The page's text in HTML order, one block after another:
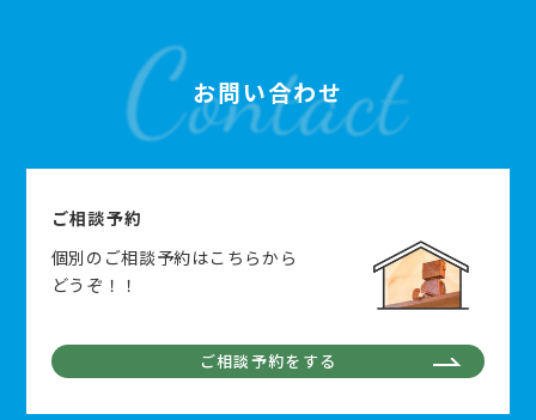
お問い合わせ
ご相談予約
個別のご相談予約はこちらから
どうぞ！！
ご相談予約をする